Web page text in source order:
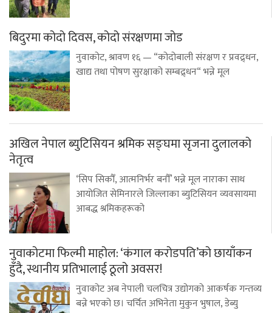
बिदुरमा कोदो दिवस, कोदो संरक्षणमा जोड
नुवाकोट, श्रावण १६ — “कोदोबाली संरक्षण र प्रवद्र्धन,
खाद्य तथा पोषण सुरक्षाको सम्बद्र्धन“ भन्ने मूल
अखिल नेपाल ब्युटिसियन श्रमिक सङ्घमा सृजना दुलालको
नेतृत्व
‘सिप सिकौँ, आत्मनिर्भर बनौँ’ भन्ने मूल नाराका साथ
आयोजित सेमिनारले जिल्लाका ब्युटिसियन व्यवसायमा
आबद्ध श्रमिकहरूको
नुवाकोटमा फिल्मी माहोल: ‘कंगाल करोडपति’को छायाँकन
हुँदै, स्थानीय प्रतिभालाई ठूलो अवसर!
नुवाकोट अब नेपाली चलचित्र उद्योगको आकर्षक गन्तव्य
बन्ने भएको छ। चर्चित अभिनेता मुकुन भुषाल, डेब्यु